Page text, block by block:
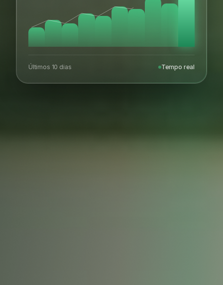
Últimos 10 dias Tempo real